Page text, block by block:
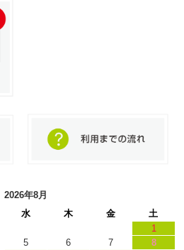
2026年8月
水 木 金
土
1
5 6 7
8